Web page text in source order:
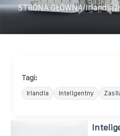
STRONA GŁÓWNA/Irlandia
Tagi:
Irlandia Inteligentny